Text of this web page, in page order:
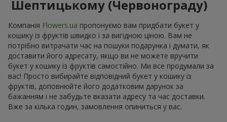
Шептицькому (Червонограду)
Компанія Flowers.ua пропонуємо вам придбати букет у
кошику із фруктів швидко і за вигідною ціною. Вам не
потрібно витрачати час на пошуки подарунка і думати, як
доставити його адресату, якщо ви не можете вручити
букет у кошику із фруктів самостійно. Ми все продумали за
вас! Просто вибирайте відповідний букет у кошику із
фруктів, доповнюйте його додатковим дарунок за
бажанням і не забудьте вказати адресу та час доставки.
Вже за кілька годин, замовлення опиниться у вас.